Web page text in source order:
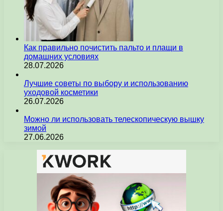
Как правильно почистить пальто и плащи в
домашних условиях
28.07.2026
Лучшие советы по выбору и использованию
уходовой косметики
26.07.2026
Можно ли использовать телескопическую вышку
зимой
27.06.2026